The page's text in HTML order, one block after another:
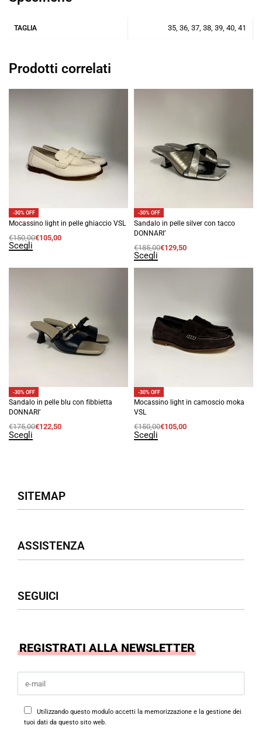
TAGLIA 35, 36, 37, 38, 39, 40, 41
Prodotti correlati
-30% OFF
Mocassino light in pelle ghiaccio VSL
€150,00€105,00
Scegli
-30% OFF
Sandalo in pelle silver con tacco
DONNARI’
€185,00€129,50
Scegli
-30% OFF
Sandalo in pelle blu con fibbietta
DONNARI’
€175,00€122,50
Scegli
-30% OFF
Mocassino light in camoscio moka
VSL
€150,00€105,00
Scegli
SITEMAP
Donna
Borse
ASSISTENZA
Termini & Condizioni
SEGUICI
Instagram
REGISTRATI ALLA NEWSLETTER
Utilizzando questo modulo accetti la memorizzazione e la gestione dei
tuoi dati da questo sito web.